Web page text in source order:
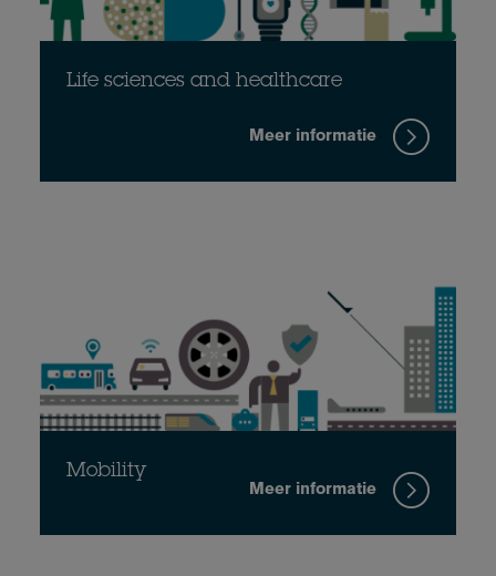
Life sciences and healthcare
Meer informatie
Mobility
Meer informatie